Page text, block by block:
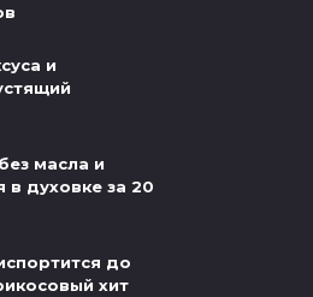
и
масла и
в духовке за 20
до
хит